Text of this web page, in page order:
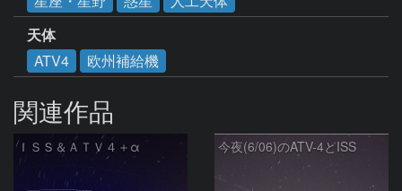
天体
ATV4
欧州補給機
関連作品
ＩＳＳ＆ＡＴＶ４＋α 今夜(6/06)のATV-4とISS